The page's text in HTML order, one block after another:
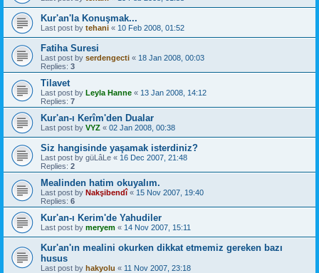
Kur'an'la Konuşmak...
Last post by tehani « 10 Feb 2008, 01:52
Fatiha Suresi
Last post by serdengecti « 18 Jan 2008, 00:03
Replies: 3
Tilavet
Last post by Leyla Hanne « 13 Jan 2008, 14:12
Replies: 7
Kur'an-ı Kerîm'den Dualar
Last post by VYZ « 02 Jan 2008, 00:38
Siz hangisinde yaşamak isterdiniz?
Last post by güLâLe « 16 Dec 2007, 21:48
Replies: 2
Mealinden hatim okuyalım.
Last post by Nakşibendî« 15 Nov 2007, 19:40
Replies: 6
Kur'an-ı Kerim'de Yahudiler
Last post by meryem « 14 Nov 2007, 15:11
Kur'an'ın mealini okurken dikkat etmemiz gereken bazı
husus
Last post by hakyolu « 11 Nov 2007, 23:18